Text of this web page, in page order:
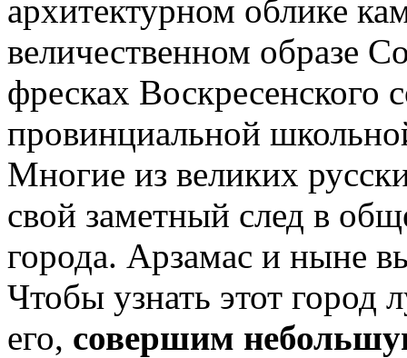
архитектурном облике
величественном образе
фресках Воскресенского
провинциальной
Многие из великих
свой заметный след в
города. Арзамас и ныне
Чтобы узнать этот город
его, совершим